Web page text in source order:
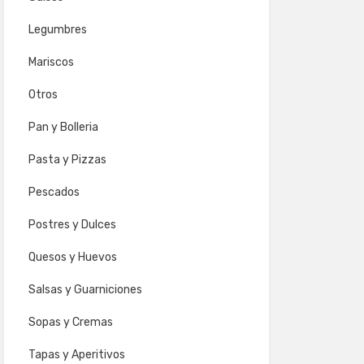
Legumbres
Mariscos
Otros
Pan y Bolleria
Pasta y Pizzas
Pescados
Postres y Dulces
Quesos y Huevos
Salsas y Guarniciones
Sopas y Cremas
Tapas y Aperitivos